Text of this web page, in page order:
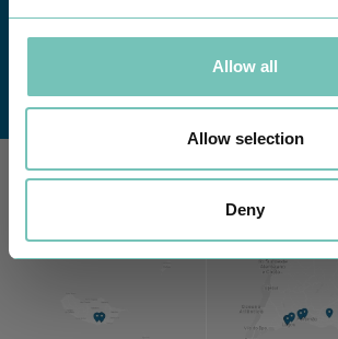
Allow all
Allow selection
Deny